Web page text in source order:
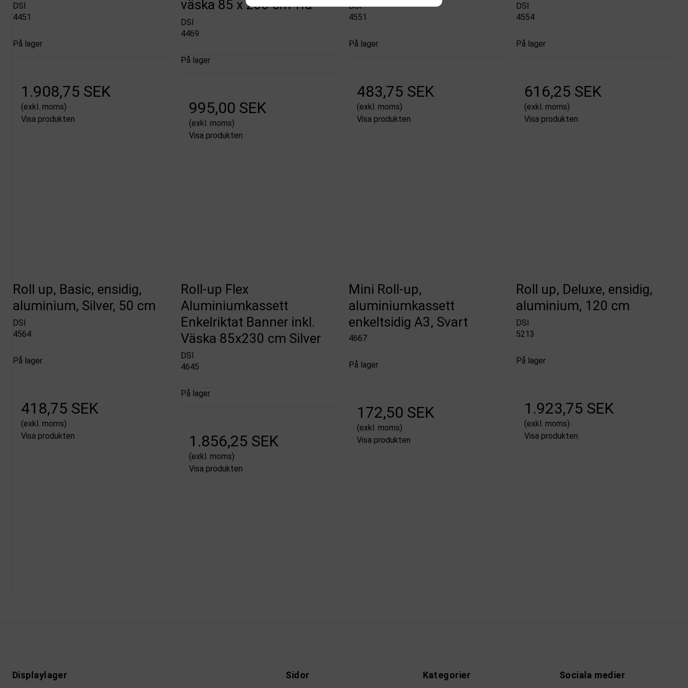
DSI
4451
På lager
1.908,75 SEK
(exkl. moms)
Visa produkten
väska 85 x 200 cm Trä
DSI
4469
På lager
995,00 SEK
(exkl. moms)
Visa produkten
DSI
4551
På lager
483,75 SEK
(exkl. moms)
Visa produkten
DSI
4554
På lager
616,25 SEK
(exkl. moms)
Visa produkten
Roll up, Basic, ensidig,
aluminium, Silver, 50 cm
DSI
4564
På lager
418,75 SEK
(exkl. moms)
Visa produkten
Roll-up Flex
Aluminiumkassett
Enkelriktat Banner inkl.
Väska 85x230 cm Silver
DSI
4645
På lager
1.856,25 SEK
(exkl. moms)
Visa produkten
Mini Roll-up,
aluminiumkassett
enkeltsidig A3, Svart
4667
På lager
172,50 SEK
(exkl. moms)
Visa produkten
Roll up, Deluxe, ensidig,
aluminium, 120 cm
DSI
5213
På lager
1.923,75 SEK
(exkl. moms)
Visa produkten
Displaylager Sidor Kategorier Sociala medier